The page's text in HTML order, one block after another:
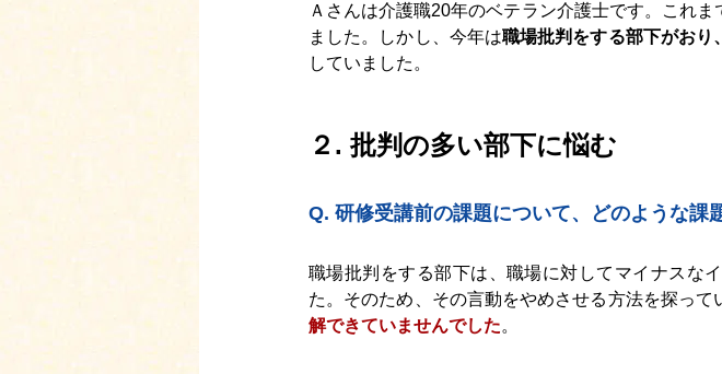
Ａさんは介護職20年のベテラン介護士です。これ
ました。しかし、今年は職場批判をする部下がおり
していました。
２. 批判の多い部下に悩む
Q. 研修受講前の課題について、どのような課
職場批判をする部下は、職場に対してマイナスな
た。そのため、その言動をやめさせる方法を探って
解できていませんでした。